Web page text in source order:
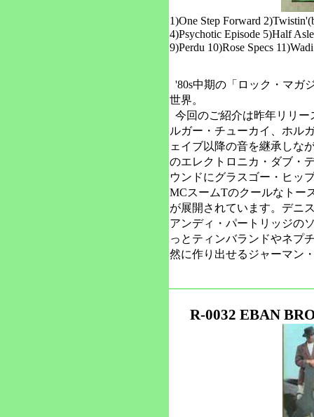
1)One Step Forward
4)Psychotic Episode 5)Half
9)Perdu 10)Rose Specs
'80s中期の「ロック・マガ
世界。
今回のご紹介は昨年リリ
ルガー・チューカイ、ホル
ェイブ以降の音を継承しな
のエレクトロニカ・ダブ・
ウンドにグラスゴー・ヒッ
MCスームTのクールなトー
が展開されています。デニ
アンディ・パートリッジの
っとティンバランドやネプ
然に作り出せるジャーマン
R-0032 EBAN